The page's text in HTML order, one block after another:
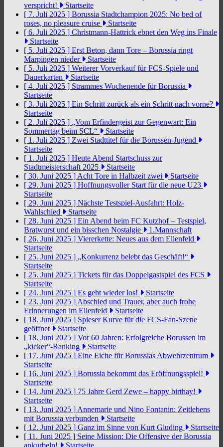
verspricht!
Startseite
[ 7. Juli 2025 ] Borussia Stadtchampion 2025: No bed of
roses, no pleasure cruise
Startseite
[ 6. Juli 2025 ] Christmann-Hattrick ebnet den Weg ins Finale
Startseite
[ 5. Juli 2025 ] Erst Beton, dann Tore – Borussia ringt
Marpingen nieder
Startseite
[ 5. Juli 2025 ] Weiterer Vorverkauf für FCS-Spiele und
Dauerkarten
Startseite
[ 4. Juli 2025 ] Strammes Wochenende für Borussia
Startseite
[ 3. Juli 2025 ] Ein Schritt zurück als ein Schritt nach vorne?
Startseite
[ 2. Juli 2025 ] „Vom Erfindergeist zur Gegenwart: Ein
Sommertag beim SCL“
Startseite
[ 1. Juli 2025 ] Zwei Stadttitel für die Borussen-Jugend
Startseite
[ 1. Juli 2025 ] Heute Abend Startschuss zur
Stadtmeisterschaft 2025
Startseite
[ 30. Juni 2025 ] Acht Tore in Halbzeit zwei
Startseite
[ 29. Juni 2025 ] Hoffnungsvoller Start für die neue U23
Startseite
[ 29. Juni 2025 ] Nächste Testspiel-Ausfahrt: Holz-
Wahlschied
Startseite
[ 28. Juni 2025 ] Ein Abend beim FC Kutzhof – Testspiel,
Bratwurst und ein bisschen Nostalgie
1.Mannschaft
[ 26. Juni 2025 ] Viererkette: Neues aus dem Ellenfeld
Startseite
[ 25. Juni 2025 ] „Konkurrenz belebt das Geschäft!“
Startseite
[ 25. Juni 2025 ] Tickets für das Doppelgastspiel des FCS
Startseite
[ 24. Juni 2025 ] Es geht wieder los!
Startseite
[ 23. Juni 2025 ] Abschied und Trauer, aber auch frohe
Erinnerungen im Ellenfeld
Startseite
[ 18. Juni 2025 ] Spieser Kurve für die FCS-Fan-Szene
geöffnet
Startseite
[ 18. Juni 2025 ] Vor 60 Jahren: Erfolgreiche Borussen im
„kicker“-Ranking
Startseite
[ 17. Juni 2025 ] Eine Eiche für Borussias Abwehrzentrum
Startseite
[ 16. Juni 2025 ] Borussia bekommt das Eröffnungsspiel!
Startseite
[ 14. Juni 2025 ] 75 Jahre Gerd Zewe – happy birthay!
Startseite
[ 13. Juni 2025 ] Annemarie und Nino Fontanin: Zeitlebens
mit Borussia verbunden
Startseite
[ 12. Juni 2025 ] Ganz im Sinne von Kurt Gluding
Startseite
[ 11. Juni 2025 ] Seine Mission: Die Offensive der Borussia
ankurbeln!
Startseite